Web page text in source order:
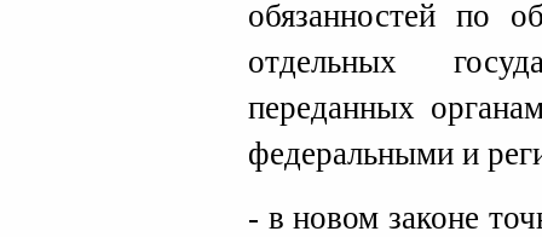
обязанностей по
отдельных
переданных
федеральными и
- в новом законе